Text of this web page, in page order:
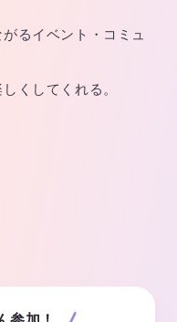
るイベント・コミュ
くしてくれる。